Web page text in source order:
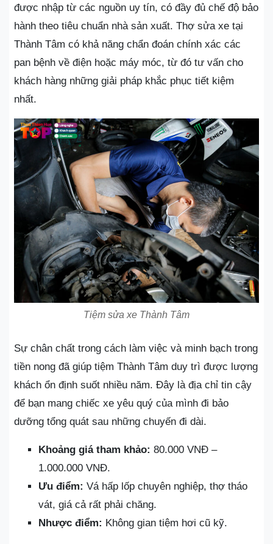
được nhập từ các nguồn uy tín, có đầy đủ chế độ bảo
hành theo tiêu chuẩn nhà sản xuất. Thợ sửa xe tại
Thành Tâm có khả năng chẩn đoán chính xác các
pan bệnh về điện hoặc máy móc, từ đó tư vấn cho
khách hàng những giải pháp khắc phục tiết kiệm
nhất.
Tiệm sửa xe Thành Tâm
Sự chân chất trong cách làm việc và minh bạch trong
tiền nong đã giúp tiệm Thành Tâm duy trì được lượng
khách ổn định suốt nhiều năm. Đây là địa chỉ tin cậy
để bạn mang chiếc xe yêu quý của mình đi bảo
dưỡng tổng quát sau những chuyến đi dài.
Khoảng giá tham khảo: 80.000 VNĐ –
1.000.000 VNĐ.
Ưu điểm: Vá hấp lốp chuyên nghiệp, thợ tháo
vát, giá cả rất phải chăng.
Nhược điểm: Không gian tiệm hơi cũ kỹ.